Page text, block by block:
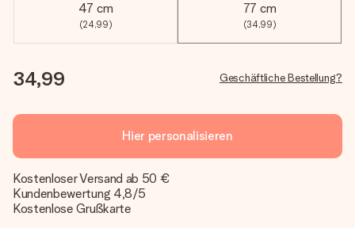
47 cm
(24,99)
77 cm
(34,99)
34,99 Geschäftliche Bestellung?
Hier personalisieren
Kostenloser Versand ab 50 €
Kundenbewertung 4,8/5
Kostenlose Grußkarte